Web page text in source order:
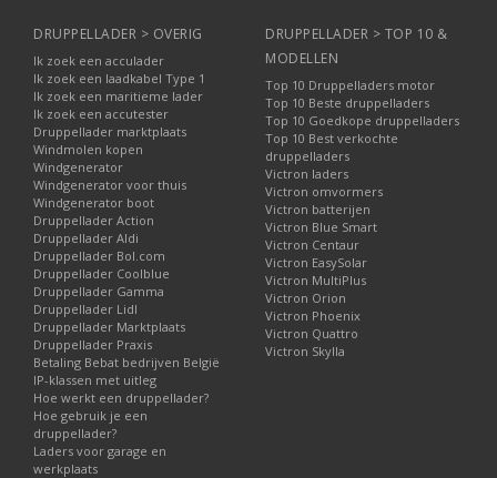
DRUPPELLADER > OVERIG
Ik zoek een acculader
Ik zoek een laadkabel Type 1
Ik zoek een maritieme lader
Ik zoek een accutester
Druppellader marktplaats
Windmolen kopen
Windgenerator
Windgenerator voor thuis
Windgenerator boot
Druppellader Action
Druppellader Aldi
Druppellader Bol.com
Druppellader Coolblue
Druppellader Gamma
Druppellader Lidl
Druppellader Marktplaats
Druppellader Praxis
Betaling Bebat bedrijven België
IP-klassen met uitleg
Hoe werkt een druppellader?
Hoe gebruik je een
druppellader?
Laders voor garage en
werkplaats
DRUPPELLADER > TOP 10 &
MODELLEN
Top 10 Druppelladers motor
Top 10 Beste druppelladers
Top 10 Goedkope druppelladers
Top 10 Best verkochte
druppelladers
Victron laders
Victron omvormers
Victron batterijen
Victron Blue Smart
Victron Centaur
Victron EasySolar
Victron MultiPlus
Victron Orion
Victron Phoenix
Victron Quattro
Victron Skylla